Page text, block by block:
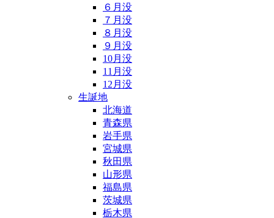
６月没
７月没
８月没
９月没
10月没
11月没
12月没
生誕地
北海道
青森県
岩手県
宮城県
秋田県
山形県
福島県
茨城県
栃木県